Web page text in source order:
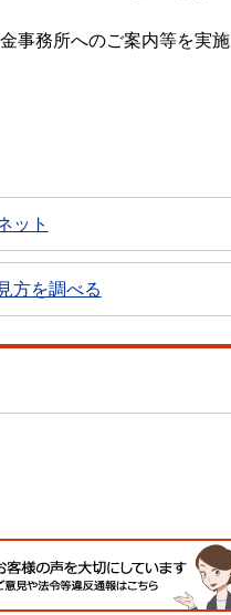
事務所へのご案内等を実施
ット
方を調べる